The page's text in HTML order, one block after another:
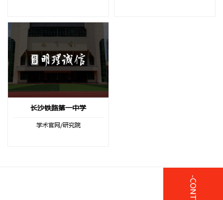
长沙铁路第一中学
学术官网/研究院